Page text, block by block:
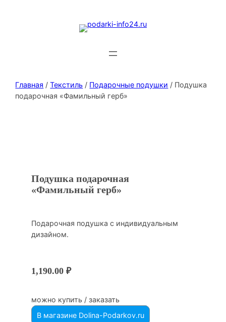
Главная /Текстиль / Подарочные подушки / Подушка
подарочная «Фамильный герб»
Подушка подарочная
«Фамильный герб»
Подарочная подушка с индивидуальным
дизайном.
1,190.00₽
можно купить / заказать
В магазине Dolina-Podarkov.ru